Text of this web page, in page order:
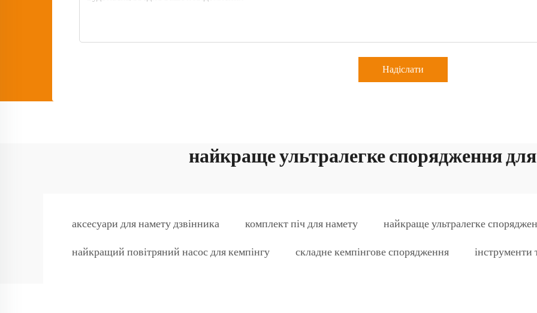
Надіслати
найкраще ультралегке спорядження
аксесуари для намету дзвінника комплект піч для намету найкраще ультралегке
найкращий повітряний насос для кемпінгу складне кемпінгове спорядження інструменти